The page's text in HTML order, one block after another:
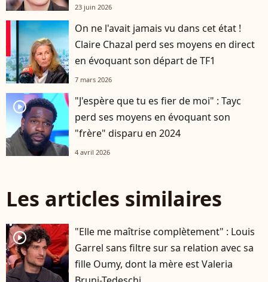
23 juin 2026
On ne l'avait jamais vu dans cet état !
Claire Chazal perd ses moyens en direct
en évoquant son départ de TF1
7 mars 2026
player2
"J'espère que tu es fier de moi" : Tayc
perd ses moyens en évoquant son
"frère" disparu en 2024
4 avril 2026
Les articles similaires
player2
"Elle me maîtrise complètement" : Louis
Garrel sans filtre sur sa relation avec sa
fille Oumy, dont la mère est Valeria